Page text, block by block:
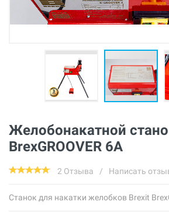
Желобонакатной
BrexGROOVER 6А
2 Отзыва / Написать
Cтанок для накатки желобков Brexit